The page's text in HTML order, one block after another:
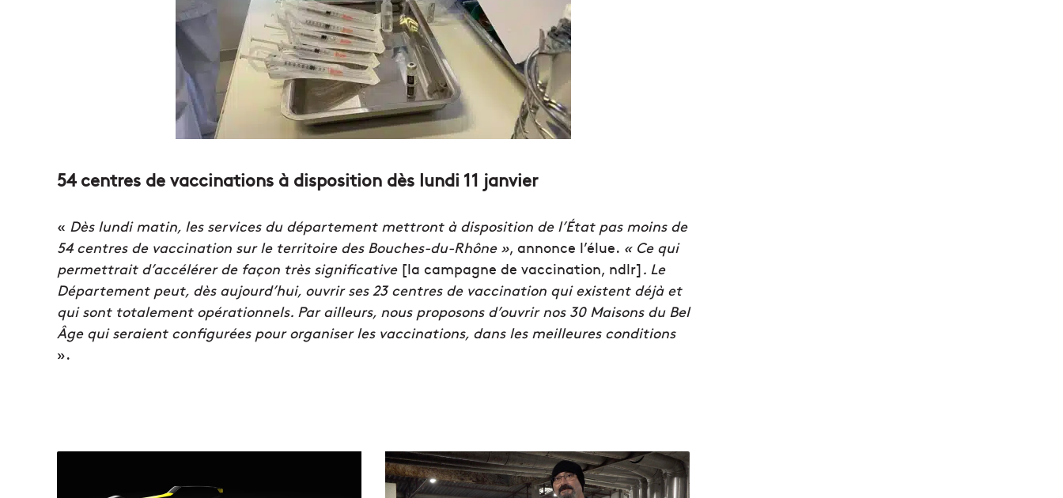
54 centres de vaccinations à disposition dès lundi 11 janvier
« Dès lundi matin, les services du département mettront à disposition de l’État pas moins de
54 centres de vaccination sur le territoire des Bouches-du-Rhône », annonce l’élue. « Ce qui
permettrait d’accélérer de façon très significative [la campagne de vaccination, ndlr]. Le
Département peut, dès aujourd’hui, ouvrir ses 23 centres de vaccination qui existent déjà et
qui sont totalement opérationnels. Par ailleurs, nous proposons d’ouvrir nos 30 Maisons du Bel
Âge qui seraient configurées pour organiser les vaccinations, dans les meilleures conditions
».
R
e
p